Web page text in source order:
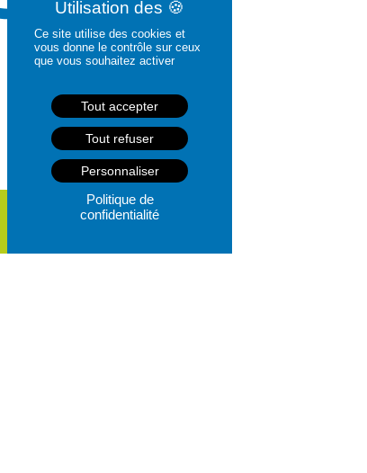
Ce site utilise des cookies et
vous donne le contrôle sur ceux
que vous souhaitez activer
Tout accepter
Tout refuser
Personnaliser
Politique de
confidentialité